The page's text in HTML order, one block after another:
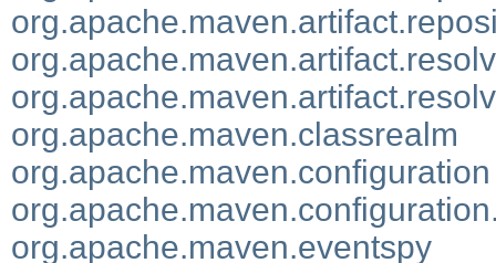
org.apache.maven.classrealm
org.apache.maven.configuration
org.apache.maven.eventspy